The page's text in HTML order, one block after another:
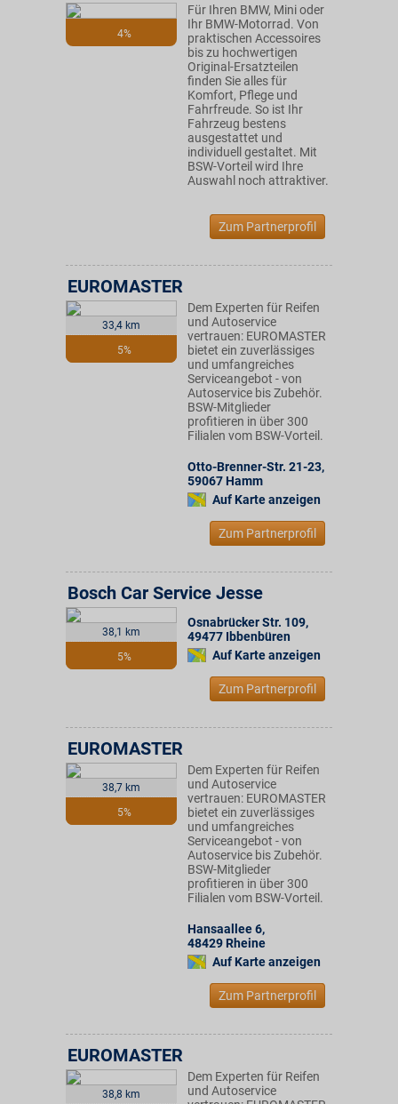
4%
Für Ihren BMW, Mini oder
Ihr BMW-Motorrad. Von
praktischen Accessoires
bis zu hochwertigen
Original-Ersatzteilen
finden Sie alles für
Komfort, Pflege und
Fahrfreude. So ist Ihr
Fahrzeug bestens
ausgestattet und
individuell gestaltet. Mit
BSW-Vorteil wird Ihre
Auswahl noch attraktiver.
Zum Partnerprofil
33,4 km
5%
EUROMASTER
Dem Experten für Reifen
und Autoservice
vertrauen: EUROMASTER
bietet ein zuverlässiges
und umfangreiches
Serviceangebot - von
Autoservice bis Zubehör.
BSW-Mitglieder
profitieren in über 300
Filialen vom BSW-Vorteil.
Otto-Brenner-Str. 21-23,
59067 Hamm
Auf Karte anzeigen
Zum Partnerprofil
38,1 km
5%
Bosch Car Service Jesse
Osnabrücker Str. 109,
49477 Ibbenbüren
Auf Karte anzeigen
Zum Partnerprofil
38,7 km
5%
EUROMASTER
Dem Experten für Reifen
und Autoservice
vertrauen: EUROMASTER
bietet ein zuverlässiges
und umfangreiches
Serviceangebot - von
Autoservice bis Zubehör.
BSW-Mitglieder
profitieren in über 300
Filialen vom BSW-Vorteil.
Hansaallee 6,
48429 Rheine
Auf Karte anzeigen
Zum Partnerprofil
38,8 km
EUROMASTER
Dem Experten für Reifen
und Autoservice